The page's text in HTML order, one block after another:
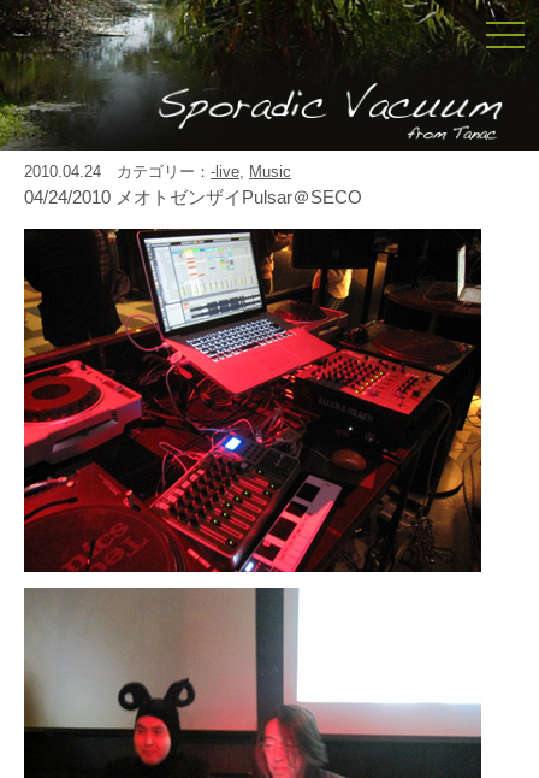
2010.04.24 カテゴリー： -live, Music
04/24/2010 メオトゼンザイPulsar＠SECO